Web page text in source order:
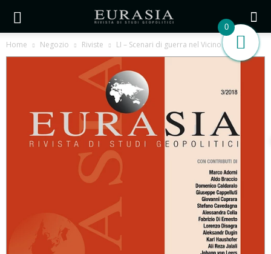
Home Negozio Riviste LI – Scenari di guerra nel Vicino Oriente
0